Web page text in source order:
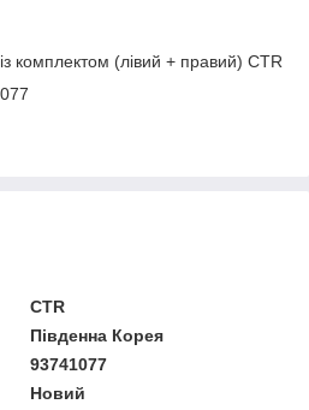
комплектом (лівий + правий) CTR
CTR
Південна Корея
93741077
Новий